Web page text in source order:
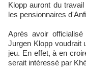
Klopp auront du
les pensionnaires
Après avoir
Jurgen Klopp voudrait
jeu. En effet, à en
serait intéressé par